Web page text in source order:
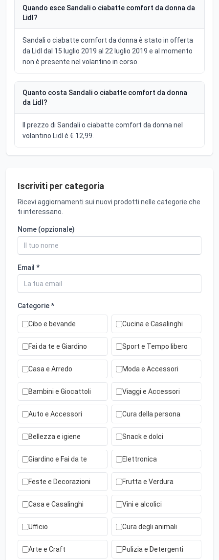
Quando esce Sandali o ciabatte comfort da donna da
Lidl?
Sandali o ciabatte comfort da donna è stato in offerta
da Lidl dal 15 luglio 2019 al 22 luglio 2019 e al momento
non è presente nel volantino in corso.
Quanto costa Sandali o ciabatte comfort da donna
da Lidl?
Il prezzo di Sandali o ciabatte comfort da donna nel
volantino Lidl è € 12,99.
Iscriviti per categoria
Ricevi aggiornamenti sui nuovi prodotti nelle categorie che
ti interessano.
Nome (opzionale)
Email *
Categorie *
Cibo e bevande Cucina e Casalinghi
Fai da te e Giardino Sport e Tempo libero
Casa e Arredo Moda e Accessori
Bambini e Giocattoli Viaggi e Accessori
Auto e Accessori Cura della persona
Bellezza e igiene Snack e dolci
Giardino e Fai da te Elettronica
Feste e Decorazioni Frutta e Verdura
Casa e Casalinghi Vini e alcolici
Ufficio Cura degli animali
Arte e Craft Pulizia e Detergenti